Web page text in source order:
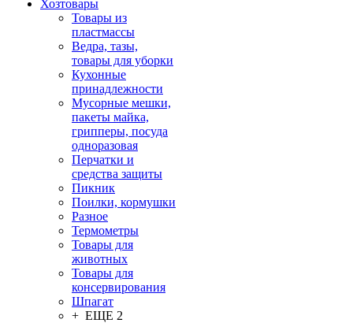
Хозтовары
Товары из
пластмассы
Ведра, тазы,
товары для уборки
Кухонные
принадлежности
Мусорные мешки,
пакеты майка,
грипперы, посуда
одноразовая
Перчатки и
средства защиты
Пикник
Поилки, кормушки
Разное
Термометры
Товары для
животных
Товары для
консервирования
Шпагат
+ ЕЩЕ 2